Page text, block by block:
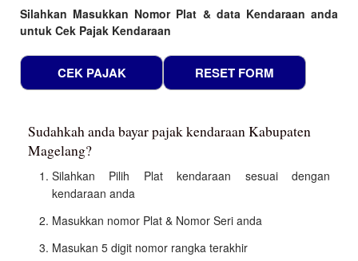
Silahkan Masukkan Nomor Plat & data Kendaraan anda
untuk Cek Pajak Kendaraan
Sudahkah anda bayar pajak kendaraan Kabupaten
Magelang?
Silahkan Pilih Plat kendaraan sesuai dengan
kendaraan anda
Masukkan nomor Plat & Nomor Seri anda
Masukan 5 digit nomor rangka terakhir